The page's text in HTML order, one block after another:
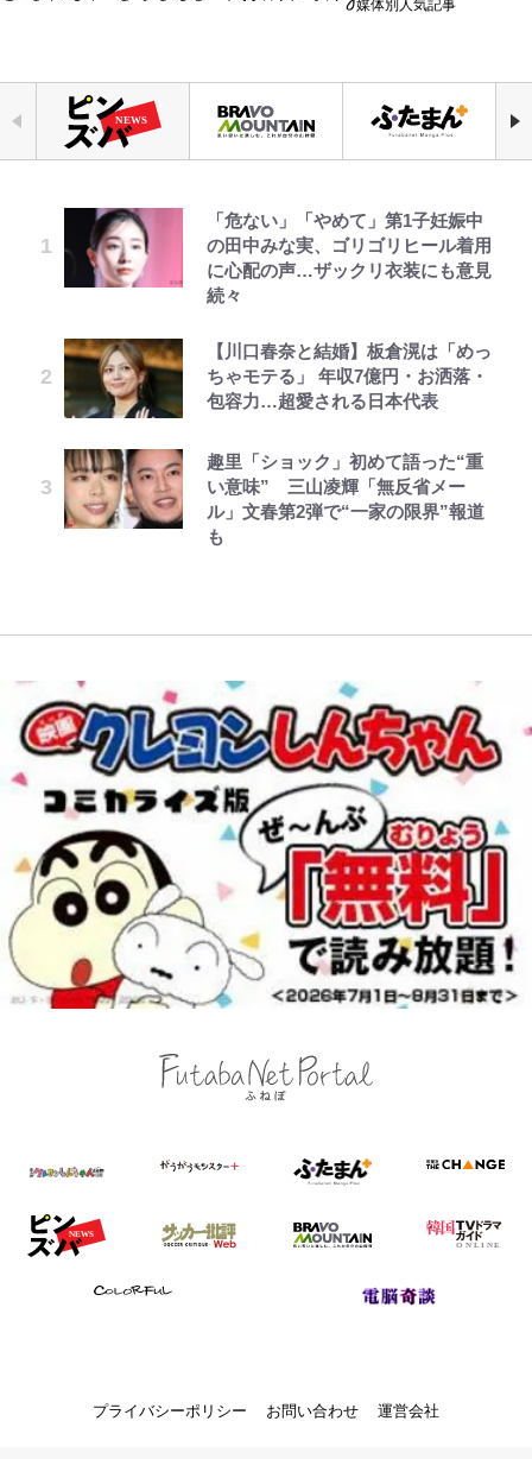
媒体別人気記事
「危ない」「やめて」第1子妊娠中
の田中みな実、ゴリゴリヒール着用
に心配の声…ザックリ衣装にも意見
続々
【川口春奈と結婚】板倉滉は「めっ
ちゃモテる」 年収7億円・お洒落・
包容力…超愛される日本代表
趣里「ショック」初めて語った“重
い意味” 三山凌輝「無反省メー
ル」文春第2弾で“一家の限界”報道
も
アユは「怒らせて掛ける」魚だっ
た！ ルアーを追わせて釣りあげる
「アユイング」のオリジナリティ＆
おもしろさを知る
やってはいけない！「キャンプツー
リング」での「NGパッキング」7
選！ 安全＆快適につながる「荷物
「実体験レポ」
【自転車】「若いときは登れたんだ
けど……」 グラベルバイクで暑さ
『ちいかわ』ファンの記憶に残る
「恐怖キャラ」の戦慄シーン 小さ
くてかわいい世界なのに「見た目か
らしてヤバイ…」
『ONE PIECE』今後の展開に絡ん
できそうな「意味深な表紙連載」
「神」エネルの月での展開に、元王
「BOSS×ポケモン30周年」第2弾
コラボ実施！ 新商品「歴戦の微
糖」や図鑑缶登場にファン歓喜「見
空の轍と大地の雲と 第1回
著
｢お土産最高すぎ笑｣｢どうやって入
手？｣ブライトン帰還の三笘薫、同
僚に“ポケカ”をプレゼント！｢薫の
笑顔見れてよかった｣｢大喜びのリ
｢モデルやってる｣｢かっけぇ｣三笘
薫がブライトン新ユニのモデルで完
ら大歓迎されてる｣｢元気な姿見れ
て…｣
W杯クオーター制への大反発か、
3月の会長選】(3)
元衆院議員・山尾志桜里が語る誹謗
中傷動画…「計り知れない」切り抜
き落選運動の影響と今語る「保育園
落ちた日本死ね」
FRUITS ZIPPER鎮西寿々歌が語る
『天才てれびくん』時代の学びと
22歳でアイドルの道を切り拓いた
辛坊治郎の原点は「朝寝坊ができる
という理由」 読売テレビ入社から
54歳での早期退職とラジオパーソ
浅草は日本の心だゾ
公式-ヒロインが来る前に妊娠しま
した~詰んだはずの悪役令嬢です
が、どうやら違うようです~ 第1話
水準に耐えられないので貴族を目指
します~ 第37話(2)
気付くまで 第56話(1)
プライバシーポリシー お問い合わせ 運営会社